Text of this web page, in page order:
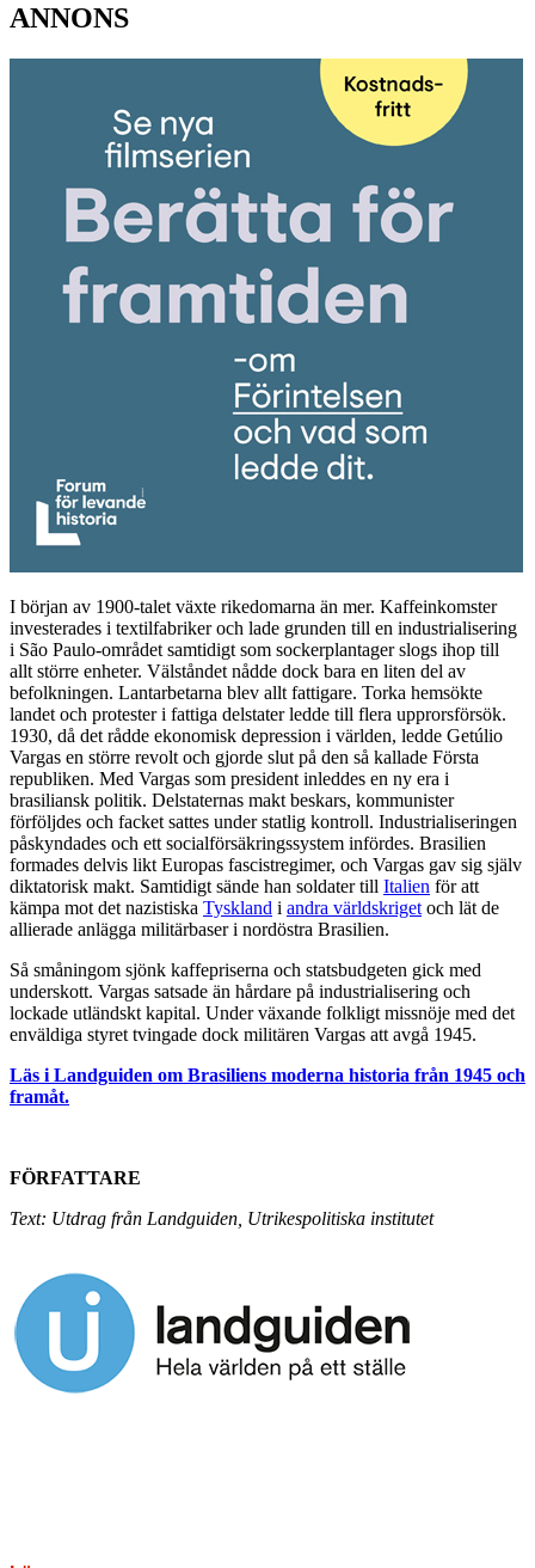
ANNONS
I början av 1900-talet växte rikedomarna än mer. Kaffeinkomster
investerades i textilfabriker och lade grunden till en industrialisering
i São Paulo-området samtidigt som sockerplantager slogs ihop till
allt större enheter. Välståndet nådde dock bara en liten del av
befolkningen. Lantarbetarna blev allt fattigare. Torka hemsökte
landet och protester i fattiga delstater ledde till flera upprorsförsök.
1930, då det rådde ekonomisk depression i världen, ledde Getúlio
Vargas en större revolt och gjorde slut på den så kallade Första
republiken. Med Vargas som president inleddes en ny era i
brasiliansk politik. Delstaternas makt beskars, kommunister
förföljdes och facket sattes under statlig kontroll. Industrialiseringen
påskyndades och ett socialförsäkringssystem infördes. Brasilien
formades delvis likt Europas fascistregimer, och Vargas gav sig själv
diktatorisk makt. Samtidigt sände han soldater till Italien för att
kämpa mot det nazistiska Tyskland i andra världskriget och lät de
allierade anlägga militärbaser i nordöstra Brasilien.
Så småningom sjönk kaffepriserna och statsbudgeten gick med
underskott. Vargas satsade än hårdare på industrialisering och
lockade utländskt kapital. Under växande folkligt missnöje med det
enväldiga styret tvingade dock militären Vargas att avgå 1945.
Läs i Landguiden om Brasiliens moderna historia från 1945 och
framåt.
FÖRFATTARE
Text: Utdrag från Landguiden, Utrikespolitiska institutet